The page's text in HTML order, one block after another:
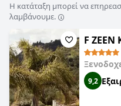
Η κατάταξη μπορεί να
λαμβάνουμε.
F
9,2